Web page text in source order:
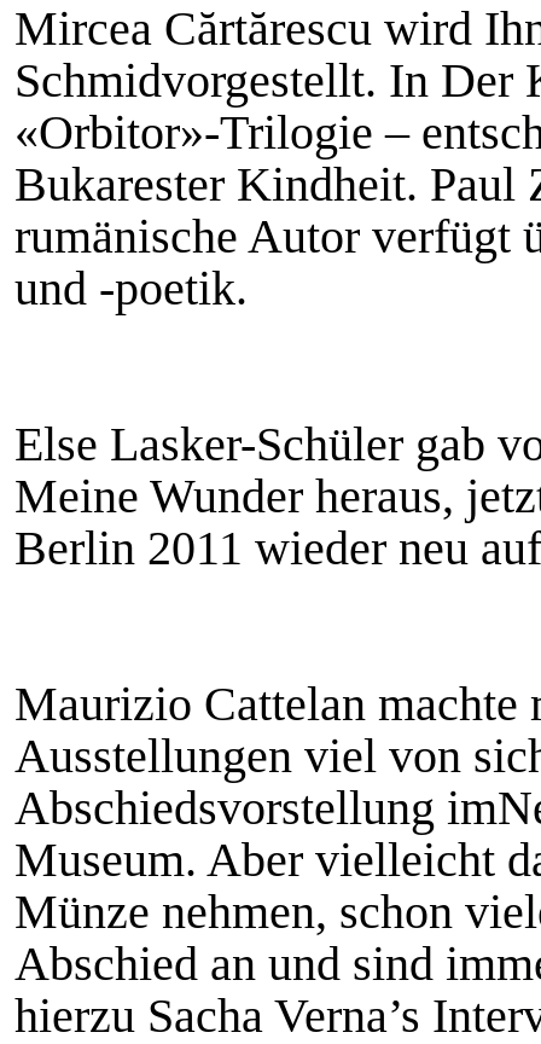
Mircea Cărtărescu wird
Schmidvorgestellt. In Der
«Orbitor»-Trilogie –
Bukarester Kindheit. Paul
rumänische Autor verfügt
und -poetik.
Else Lasker-Schüler gab
Meine Wunder heraus,
Berlin 2011 wieder neu
Maurizio Cattelan machte
Ausstellungen viel von
Abschiedsvorstellung
Museum. Aber vielleicht
Münze nehmen, schon
Abschied an und sind
hierzu Sacha Verna’s